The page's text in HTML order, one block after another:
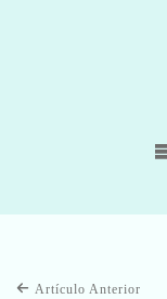
Artículo Anterior